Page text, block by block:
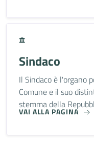
Sindaco
Il Sindaco è l'organo
Comune e il suo
stemma della
VAI ALLA PAGINA